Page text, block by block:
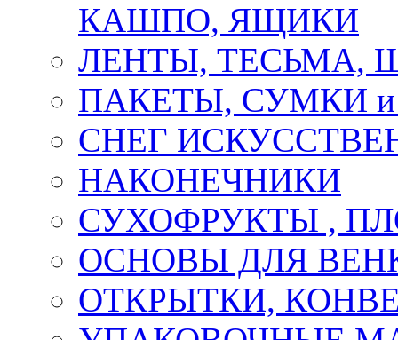
КАШПО, ЯЩИКИ
ЛЕНТЫ, ТЕСЬМА,
ПАКЕТЫ, СУМКИ
СНЕГ
НАКОНЕЧНИКИ
СУХОФРУКТЫ ,
ОСНОВЫ ДЛЯ
ОТКРЫТКИ,